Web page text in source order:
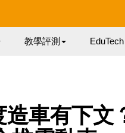
教學評測 EduTech
造車有下